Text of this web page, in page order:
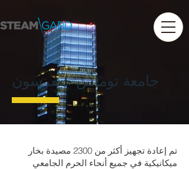
تم إعادة تجهيز أكثر من 2300 مصيدة بخار
ميكانيكية في جميع أنحاء الحرم الجامعي